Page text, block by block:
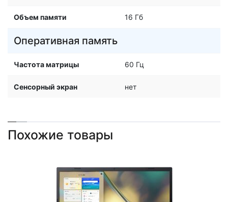
Объем памяти 16 Гб
Оперативная память
Частота матрицы 60 Гц
Сенсорный экран нет
Похожие товары